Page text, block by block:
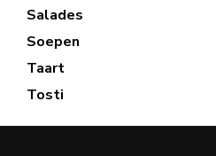
Salades
Soepen
Taart
Tosti